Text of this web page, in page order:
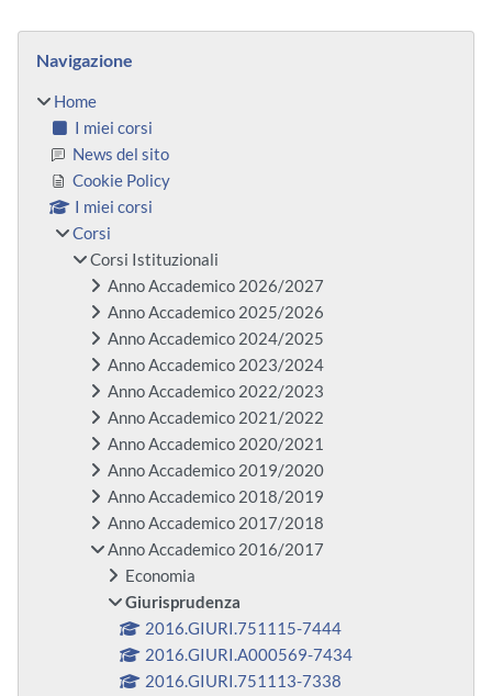
Blocchi
Navigazione
Home
I miei corsi
News del sito
Cookie Policy
I miei corsi
Corsi
Corsi Istituzionali
Anno Accademico 2026/2027
Anno Accademico 2025/2026
Anno Accademico 2024/2025
Anno Accademico 2023/2024
Anno Accademico 2022/2023
Anno Accademico 2021/2022
Anno Accademico 2020/2021
Anno Accademico 2019/2020
Anno Accademico 2018/2019
Anno Accademico 2017/2018
Anno Accademico 2016/2017
Economia
Giurisprudenza
2016.GIURI.751115-7444
2016.GIURI.A000569-7434
2016.GIURI.751113-7338